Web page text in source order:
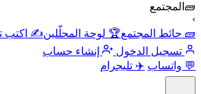
🧱 المجتمع
›
🧱 حائط المجتمع🏆 لوحة المحلّلين✍️ اكتب
تسجيل الدخول
إنشاء حساب
💬 واتساب ✈️ تليجرام